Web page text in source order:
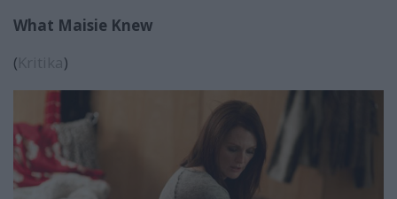
What Maisie Knew
(
)